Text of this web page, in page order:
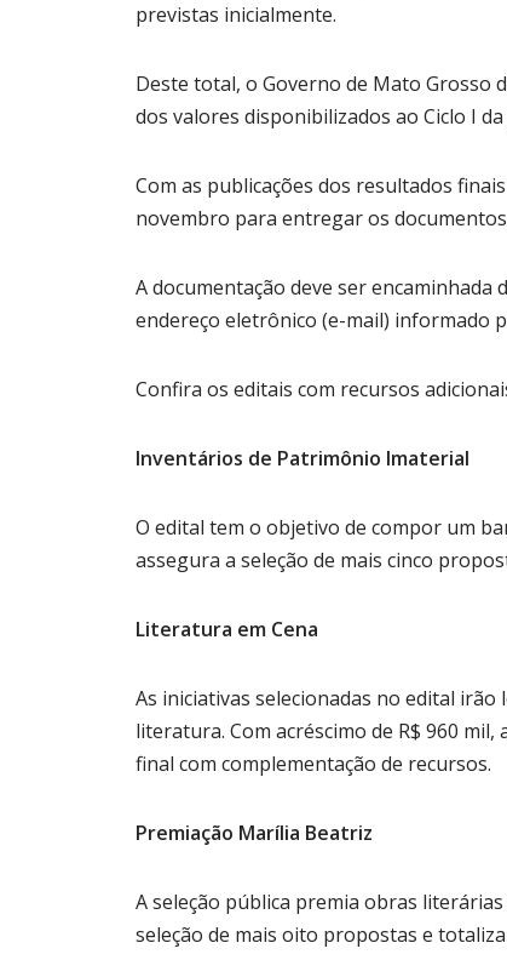
previstas inicialmente.
Deste total, o Governo de Mato Grosso
dos valores disponibilizados ao Ciclo I
Com as publicações dos resultados
novembro para entregar os
A documentação deve ser
endereço eletrônico (e-mail) informado
Confira os editais com recursos
Inventários de Patrimônio Imaterial
O edital tem o objetivo de compor um
assegura a seleção de mais cinco
Literatura em Cena
As iniciativas selecionadas no edital
literatura. Com acréscimo de R$ 960
final com complementação de recursos.
Premiação Marília Beatriz
A seleção pública premia obras
seleção de mais oito propostas e